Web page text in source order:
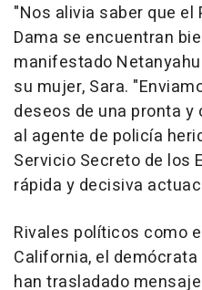
"Nos alivia saber que el
Dama se encuentran
manifestado
su mujer, Sara.
deseos de una pronta
al agente de policía
Servicio Secreto de los
rápida y decisiva
Rivales políticos como
California, el
han trasladado